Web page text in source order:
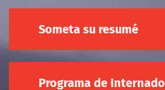
Someta su resumé
Programa de Internado